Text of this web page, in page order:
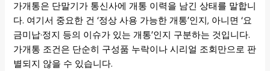
가개통은 단말기가 통신사에 개통 이력을 남긴 상태를 말합니
다. 여기서 중요한 건 ‘정상 사용 가능한 개통’인지, 아니면 ‘요
금미납·정지 등의 이슈가 있는 개통’인지 구분하는 것입니다.
가개통 조건은 단순히 구성품 누락이나 시리얼 조회만으로 판
별되지 않을 수 있습니다.